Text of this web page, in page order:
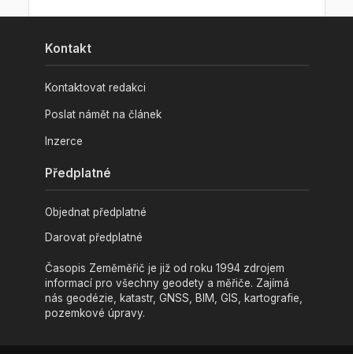
Kontakt
Kontaktovat redakci
Poslat námět na článek
Inzerce
Předplatné
Objednat předplatné
Darovat předplatné
Časopis Zeměměřič je již od roku 1994 zdrojem
informací pro všechny geodety a měřiče. Zajímá
nás geodézie, katastr, GNSS, BIM, GIS, kartografie,
pozemkové úpravy.